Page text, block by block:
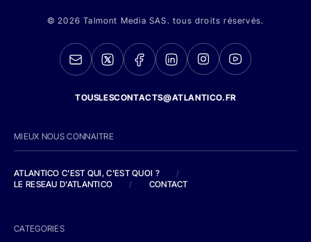
© 2026 Talmont Media SAS. tous droits réservés.
TOUSLESCONTACTS@ATLANTICO.FR
MIEUX NOUS CONNAITRE
ATLANTICO C'EST QUI, C'EST QUOI ?
/
LE RESEAU D'ATLANTICO
/ CONTACT
CATEGORIES